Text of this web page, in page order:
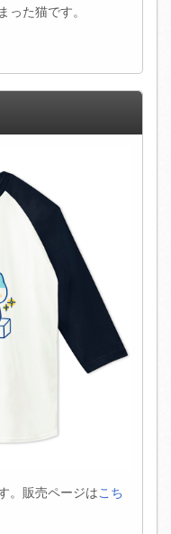
った猫です。
。販売ページはこち